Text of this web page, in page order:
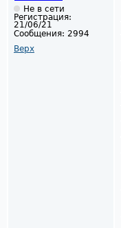
Не в сети
Регистрация:
21/06/21
Сообщения: 2994
Верх